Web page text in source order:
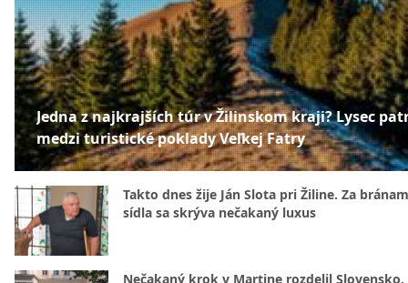
Jedna z najkrajších túr v Žilinskom kraji? Lysec
medzi turistické poklady Veľkej Fatry
Takto dnes žije Ján Slota pri Žiline. Za
sídla sa skrýva nečakaný luxus
Nečakaný krok v Martine rozdelil Slovensko.